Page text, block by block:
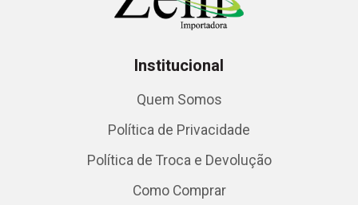
Institucional
Quem Somos
Política de Privacidade
Política de Troca e Devolução
Como Comprar